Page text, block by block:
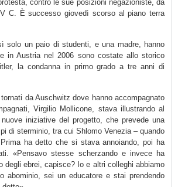
contro le sue posizioni negazioniste, da
C. È successo giovedì scorso al piano terra
solo un paio di studenti, e una madre, hanno
in Austria nel 2006 sono costate allo storico
la condanna in primo grado a tre anni di
da Auschwitz dove hanno accompagnato
Virgilio Mollicone, stava illustrando al
iniziative del progetto, che prevede una
di sterminio, tra cui Shlomo Venezia – quando
ha detto che si stava annoiando, poi ha
«Pensavo stesse scherzando e invece ha
ebrei, capisce? Io e altri colleghi abbiamo
abominio, sei un educatore e stai prendendo